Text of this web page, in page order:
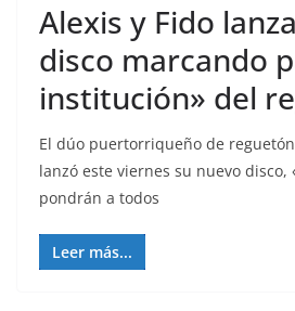
Alexis y Fido
disco marcando
institución» del
El dúo puertorriqueño de
lanzó este viernes su nuevo disco,
pondrán a todos
Leer más...